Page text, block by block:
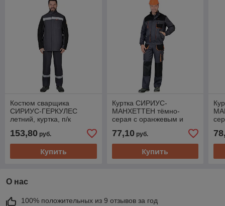
Костюм сварщика
СИРИУС-ГЕРКУЛЕС
летний, куртка, п/к
50мм
153,80 руб.
Купить
Куртка СИРИУС-
МАНХЕТТЕН тёмно-
серая с оранжевым и
250 г/кв.м
77,10руб.
Купить
О нас
100% положительных из 9 отзывов за год